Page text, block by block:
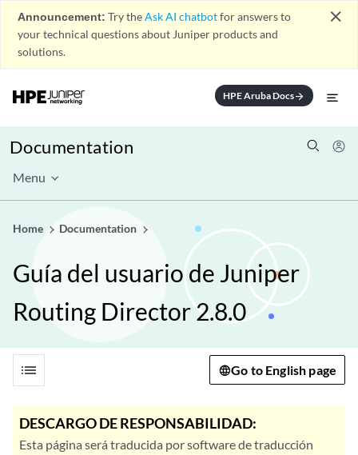
Announcement: Try theAsk AI chatbotfor answers to
your technical questions about Juniper products and
solutions.
close
HPE Aruba Docsarrow_forward
Documentation
Menu
Home Documentation
Guía del usuario de Juniper
Routing Director 2.8.0
list Go to English page
DESCARGO DE RESPONSABILIDAD:
Esta página será traducida por software de traducción